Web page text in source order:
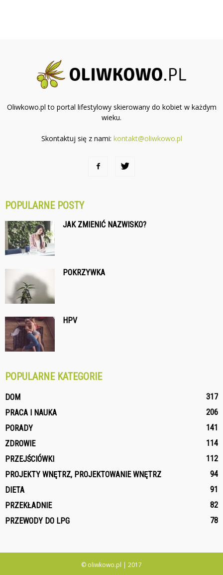
Oliwkowo.pl to portal lifestylowy skierowany do kobiet w każdym
wieku.
Skontaktuj się z nami: kontakt@oliwkowo.pl
POPULARNE POSTY
JAK ZMIENIĆ NAZWISKO?
POKRZYWKA
HPV
POPULARNE KATEGORIE
DOM
317
PRACA I NAUKA
206
PORADY
141
ZDROWIE
114
PRZEJŚCIÓWKI
112
PROJEKTY WNĘTRZ, PROJEKTOWANIE WNĘTRZ
94
DIETA
91
PRZEKŁADNIE
82
PRZEWODY DO LPG
78
© oliwkowo.pl | 2017